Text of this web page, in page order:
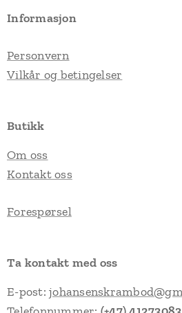
Informasjon
Personvern
Vilkår og betingelser
Butikk
Om oss
Kontakt oss
Forespørsel
Ta kontakt med oss
E-post: